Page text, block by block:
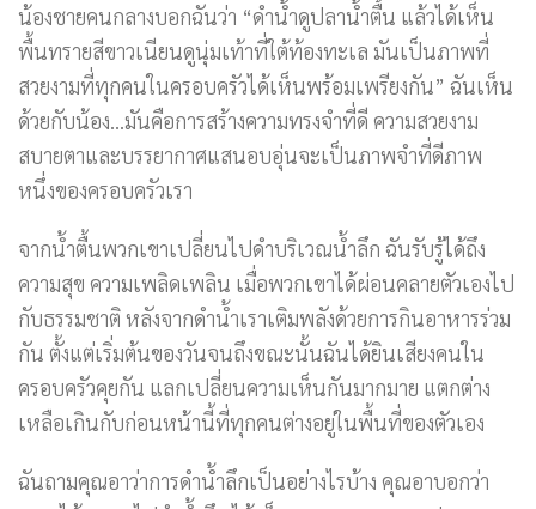
น้องชายคนกลางบอกฉันว่า “ดำน้ำดูปลาน้ำตื้น แล้วได้เห็น
พื้นทรายสีขาวเนียนดูนุ่มเท้าที่ใต้ท้องทะเล มันเป็นภาพที่
สวยงามที่ทุกคนในครอบครัวได้เห็นพร้อมเพรียงกัน” ฉันเห็น
ด้วยกับน้อง…มันคือการสร้างความทรงจำที่ดี ความสวยงาม
สบายตาและบรรยากาศแสนอบอุ่นจะเป็นภาพจำที่ดีภาพ
หนึ่งของครอบครัวเรา
จากน้ำตื้นพวกเขาเปลี่ยนไปดำบริเวณน้ำลึก ฉันรับรู้ได้ถึง
ความสุข ความเพลิดเพลิน เมื่อพวกเขาได้ผ่อนคลายตัวเองไป
กับธรรมชาติ หลังจากดำน้ำเราเติมพลังด้วยการกินอาหารร่วม
กัน ตั้งแต่เริ่มต้นของวันจนถึงขณะนั้นฉันได้ยินเสียงคนใน
ครอบครัวคุยกัน แลกเปลี่ยนความเห็นกันมากมาย แตกต่าง
เหลือเกินกับก่อนหน้านี้ที่ทุกคนต่างอยู่ในพื้นที่ของตัวเอง
ฉันถามคุณอาว่าการดำน้ำลึกเป็นอย่างไรบ้าง คุณอาบอกว่า